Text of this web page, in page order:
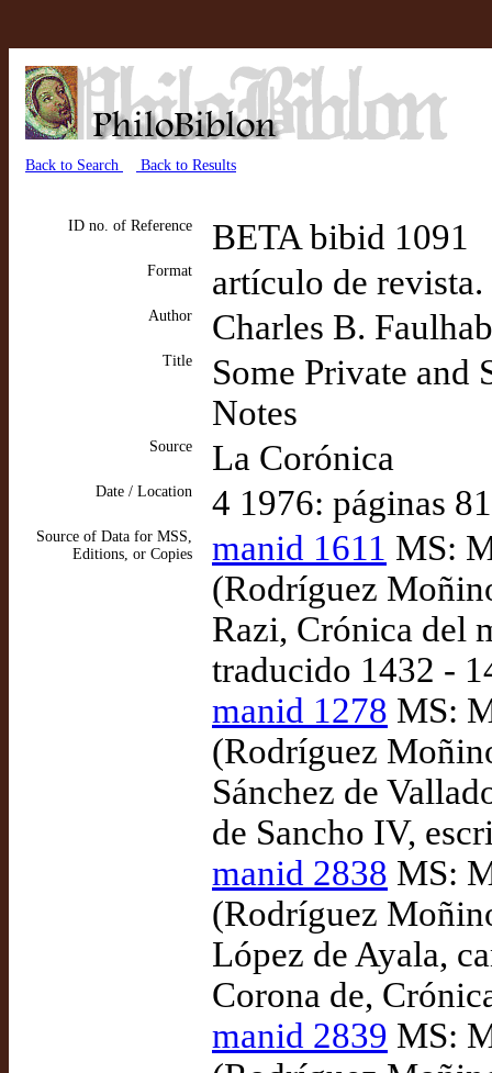
Back to Search Back to Results
ID no. of Reference BETA bibid 1091
Format artículo de
Author Charles B.
Title
Some Private and
Notes
Source La Corónica
Date / Location 4 1976: páginas
Source of Data for MSS,
Editions, or Copies
manid 1611 MS:
(Rodríguez
Razi, Crónica del
traducido 1432 -
manid 1278 MS:
(Rodríguez
Sánchez de
de Sancho IV,
manid 2838 MS:
(Rodríguez
López de Ayala,
Corona de,
manid 2839 MS: